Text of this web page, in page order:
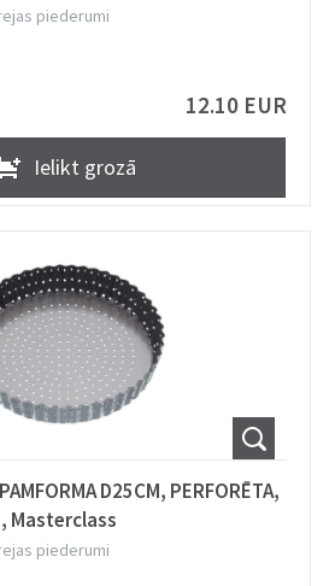
piederumi
12.10 EUR
Ielikt grozā
D25CM, PERFORĒTA,
Masterclass
piederumi